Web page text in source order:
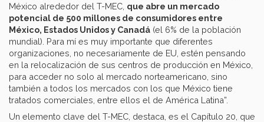
México alrededor del T-MEC, que abre un mercado
potencial de 500 millones de consumidores entre
México, Estados Unidos y Canadá (el 6% de la población
mundial). Para mí es muy importante que diferentes
organizaciones, no necesariamente de EU, estén pensando
en la relocalización de sus centros de producción en México,
para acceder no solo al mercado norteamericano, sino
también a todos los mercados con los que México tiene
tratados comerciales, entre ellos el de América Latina”.
Un elemento clave del T-MEC, destaca, es el Capítulo 20, que